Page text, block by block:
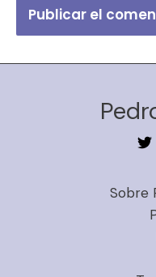
Sobre